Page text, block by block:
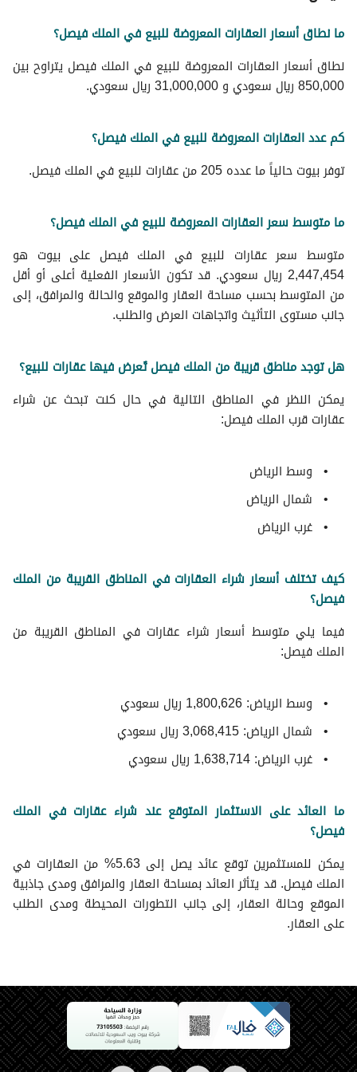
ما نطاق أسعار العقارات المعروضة للبيع في الملك فيصل؟
نطاق أسعار العقارات المعروضة للبيع في الملك فيصل يتراوح بين
850,000 ريال سعودي و 31,000,000 ريال سعودي.
كم عدد العقارات المعروضة للبيع في الملك فيصل؟
توفر بيوت حالياً ما عدده 205 من عقارات للبيع في الملك فيصل.
ما متوسط سعر العقارات المعروضة للبيع في الملك فيصل؟
متوسط سعر عقارات للبيع في الملك فيصل على بيوت هو
2,447,454 ريال سعودي. قد تكون الأسعار الفعلية أعلى أو أقل
من المتوسط بحسب مساحة العقار والموقع والحالة والمرافق، إلى
جانب مستوى التأثيث واتجاهات العرض والطلب.
هل توجد مناطق قريبة من الملك فيصل تُعرض فيها عقارات للبيع؟
يمكن النظر في المناطق التالية في حال كنت تبحث عن شراء
عقارات قرب الملك فيصل:
وسط الرياض
شمال الرياض
غرب الرياض
كيف تختلف أسعار شراء العقارات في المناطق القريبة من الملك
فيصل؟
فيما يلي متوسط ​​أسعار شراء عقارات في المناطق القريبة من
الملك فيصل:
وسط الرياض: 1,800,626 ريال سعودي
شمال الرياض: 3,068,415 ريال سعودي
غرب الرياض: 1,638,714 ريال سعودي
ما العائد على الاستثمار المتوقع عند شراء عقارات في الملك
فيصل؟
يمكن للمستثمرين توقع عائد يصل إلى 5.63% من العقارات في
الملك فيصل. قد يتأثر العائد بمساحة العقار والمرافق ومدى جاذبية
الموقع وحالة العقار، إلى جانب التطورات المحيطة ومدى الطلب
على العقار.